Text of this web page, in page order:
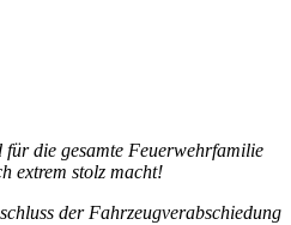
die gesamte Feuerwehrfamilie
extrem stolz macht!
der Fahrzeugverabschiedung